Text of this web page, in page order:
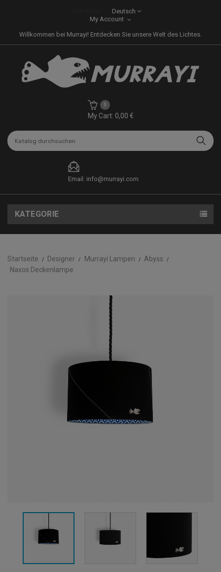
Deutsch
My Account
Willkommen bei Murrayi! Entdecken Sie unsere Welt des Lichtes.
My Cart: 0,00 €
0
Email: info@murrayi.com
KATEGORIE
Startseite Designer Murrayi Lampen
Abyss
Naxos Deckenlampe